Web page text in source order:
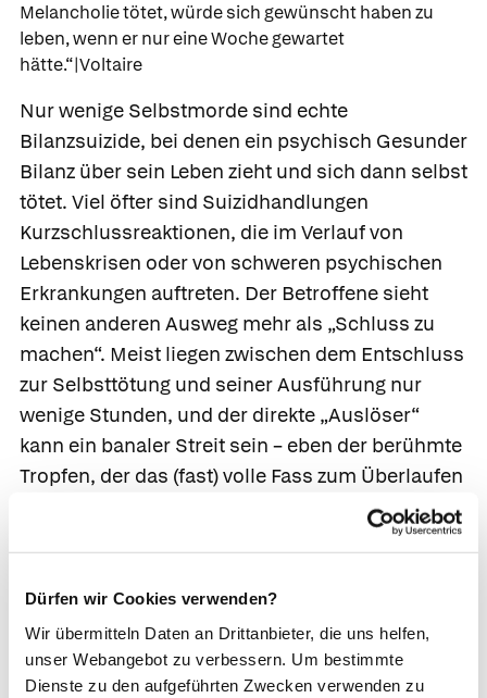
Dürfen wir Cookies verwenden?
Wir übermitteln Daten an Drittanbieter, die uns helfen,
unser Webangebot zu verbessern. Um bestimmte
Dienste zu den aufgeführten Zwecken verwenden zu
Melancholie tötet, würde sich gewünscht haben zu
leben, wenn er nur eine Woche gewartet
hätte.“|Voltaire
Nur wenige Selbstmorde sind echte
Bilanzsuizide, bei denen ein psychisch Gesunder
Bilanz über sein Leben zieht und sich dann selbst
tötet. Viel öfter sind Suizidhandlungen
Kurzschlussreaktionen, die im Verlauf von
Lebenskrisen oder von schweren psychischen
Erkrankungen auftreten. Der Betroffene sieht
keinen anderen Ausweg mehr als „Schluss zu
machen“. Meist liegen zwischen dem Entschluss
zur Selbsttötung und seiner Ausführung nur
wenige Stunden, und der direkte „Auslöser“
kann ein banaler Streit sein – eben der berühmte
Tropfen, der das (fast) volle Fass zum Überlaufen
Bei einerschweren DepressionoderPsychose
Medikamentenauswahl anpassen. Eine
psychotherapeutische Krisenintervention